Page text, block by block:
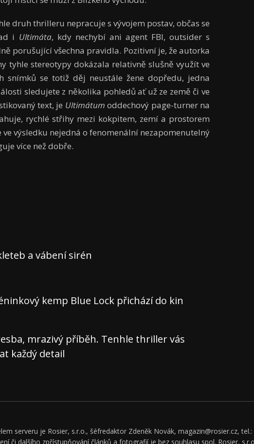
druh thrilleru nepracuje s vývojem postav, občas se
i Ultimáta, kdy nechybí ani agent FBI, outsider s
porušující všechna pravidla. Pozitivní je, že autorka
tyhle stereotypy dokázala relativně slušně využít ve
snímků se totiž děj neustále žene dopředu, jedna
sledujete z několika pohledů ať už ze země či ve
text, je Ultimátum oddechový page-turner na
rychlé střihy mezi kokpitem, zemí a prostorem
výsledku nejedná o fenomenální nezapomenutelný
více než dobře.
a vábení sirén
kemp Blue Lock přichází do kin
mrazivý příběh. Tenhle thriller vás
každý detail
serveru je Rosier, s.r.o., šéfredaktor Zdeněk Novák, magazin@rosier.cz, tel.:
či dalšího zpřístupňování článků a fotografií je bez souhlasu spol. Rosier,